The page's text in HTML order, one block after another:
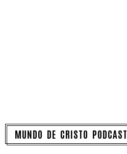
MUNDO DE CRISTO PODCAST